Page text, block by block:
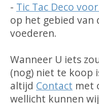
- Tic Tac Deco
op het gebied van
voederen.
Wanneer U iets
(nog) niet te koop
altijd Contact met
wellicht kunnen